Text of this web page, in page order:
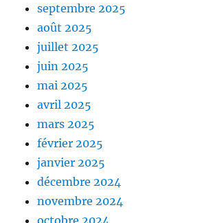
septembre 2025
août 2025
juillet 2025
juin 2025
mai 2025
avril 2025
mars 2025
février 2025
janvier 2025
décembre 2024
novembre 2024
octobre 2024